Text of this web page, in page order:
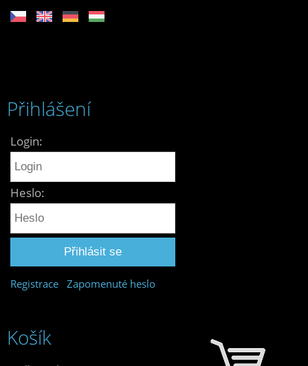
Přihlášení
Login:
Heslo:
Registrace Zapomenuté heslo
Košík